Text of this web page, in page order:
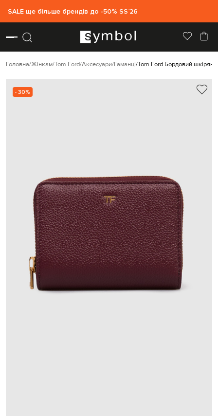
SALE ще більше брендів до -50% SS`26
Головна Жінкам Tom Ford Аксесуари Гаманці Tom Ford Бордовий
- 30%